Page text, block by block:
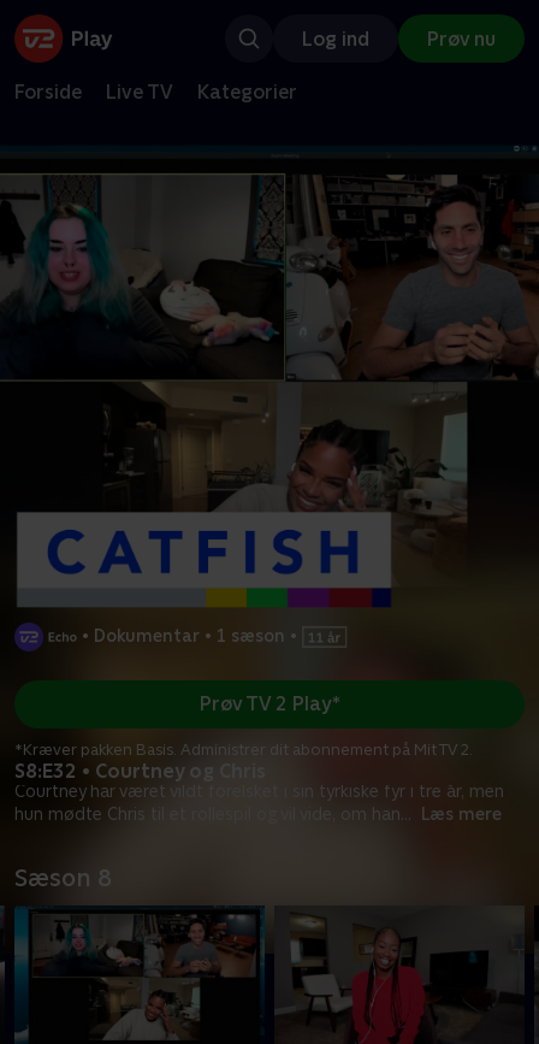
Log ind Prøv nu
Forside Live TV Kategorier
• Dokumentar • 1 sæson •
S8:E32 • Courtney og Chris
Courtney har været vildt forelsket i sin tyrkiske fyr i tre år, men
hun mødte Chris til et rollespil og vil vide, om han... Læs mere
Prøv TV 2 Play*
*Kræver pakken Basis. Administrer dit abonnement på Mit TV 2.
Sæson 8